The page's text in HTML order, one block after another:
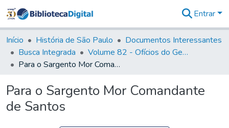
&
Coleções
Tudo na
Biblioteca
Estatísticas
Entrar
Início História de São Paulo
Documentos Interessantes
Busca Integrada
Volume 82 - Ofícios do General Martim Lopes Lobo de Saldanha (Governador da Capitania): 1779- 1780
Para o Sargento Mor Comandante de Santos
Para o Sargento Mor Comandante
de Santos